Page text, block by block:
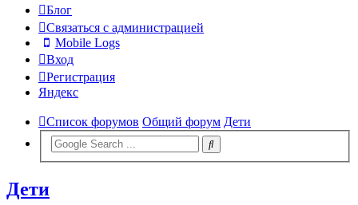
Блог
Связаться с администрацией
Mobile Logs
Вход
Регистрация
Яндекс
Список форумов Общий форум Дети
Дети